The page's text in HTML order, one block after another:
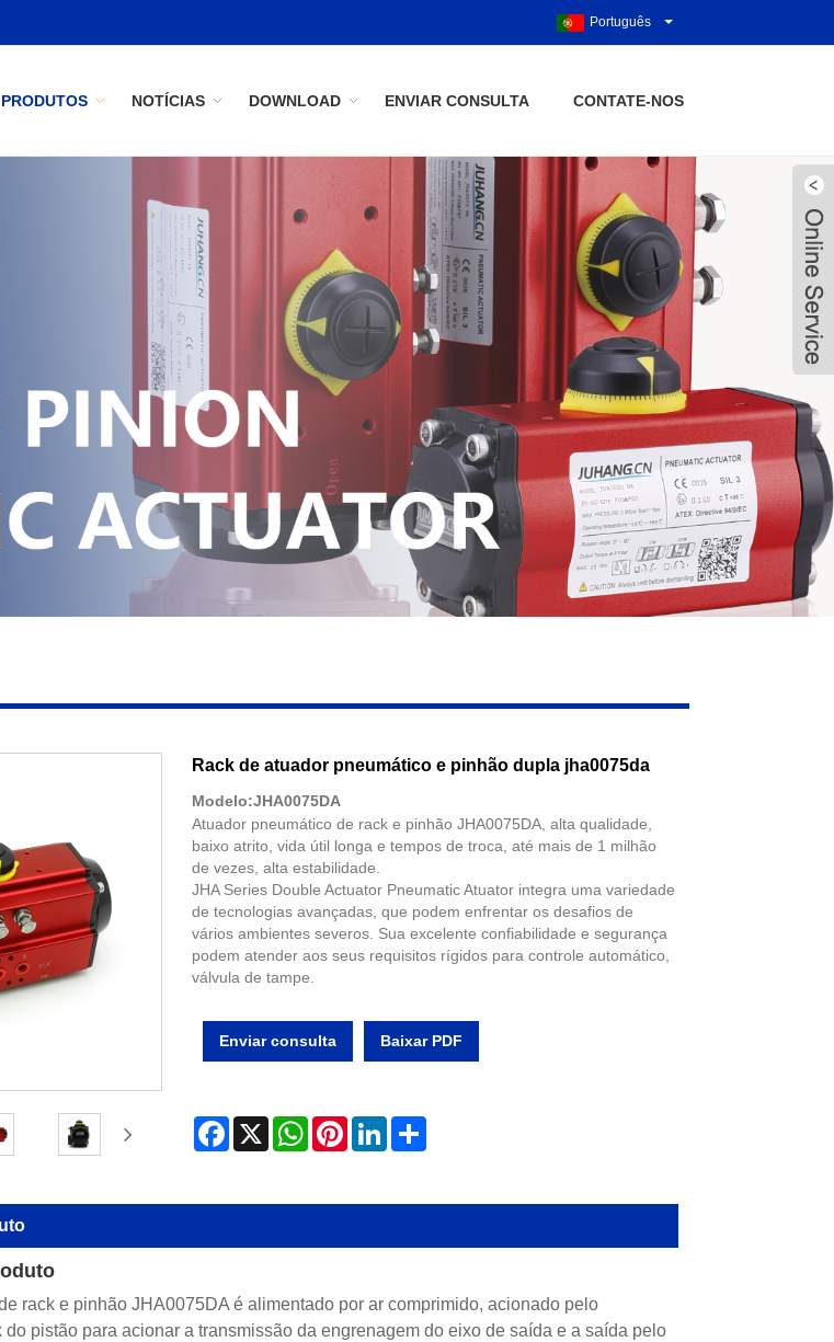
Português
PRODUTOS NOTÍCIAS DOWNLOAD ENVIAR CONSULTA CONTATE-NOS
Rack de atuador pneumático e pinhão dupla jha0075da
Modelo:JHA0075DA
Atuador pneumático de rack e pinhão JHA0075DA, alta qualidade,
baixo atrito, vida útil longa e tempos de troca, até mais de 1 milhão
de vezes, alta estabilidade.
JHA Series Double Actuator Pneumatic Atuator integra uma variedade
de tecnologias avançadas, que podem enfrentar os desafios de
vários ambientes severos. Sua excelente confiabilidade e segurança
podem atender aos seus requisitos rígidos para controle automático,
válvula de tampe.
Enviar consulta Baixar PDF
Facebook
X WhatsAppPinterestLinkedInShare
rack e pinhão JHA0075DA é alimentado por ar comprimido, acionado pelo
do pistão para acionar a transmissão da engrenagem do eixo de saída e a saída pelo